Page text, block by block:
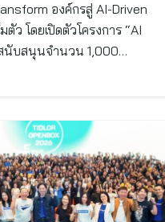
องค์กรสู่ AI-Driven
ว โดยเปิดตัวโครงการ “AI
นับสนุนจำนวน 1,000…